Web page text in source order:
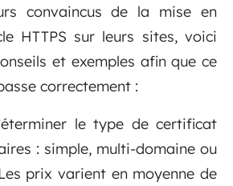
convaincus de la mise en
HTTPS sur leurs sites, voici
et exemples afin que ce
correctement :
le type de certificat
: simple, multi-domaine ou
prix varient en moyenne de